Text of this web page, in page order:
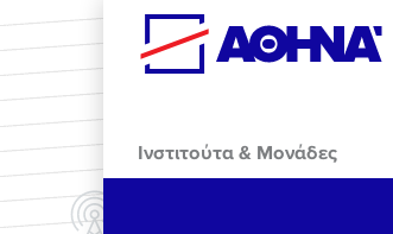
Skip to main content
Ινστιτούτα & Μονάδες